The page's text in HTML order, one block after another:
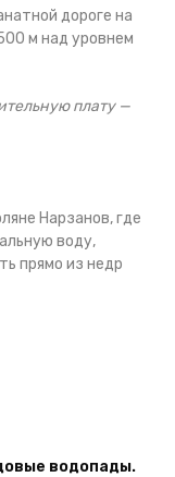
дороге на
м над уровнем
плату —
Нарзанов, где
воду,
прямо из недр
водопады.